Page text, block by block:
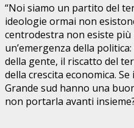
“Noi siamo un partito del
ideologie ormai non
centrodestra non esiste
un’emergenza della
della gente, il riscatto del
della crescita economica.
Grande sud hanno una
non portarla avanti